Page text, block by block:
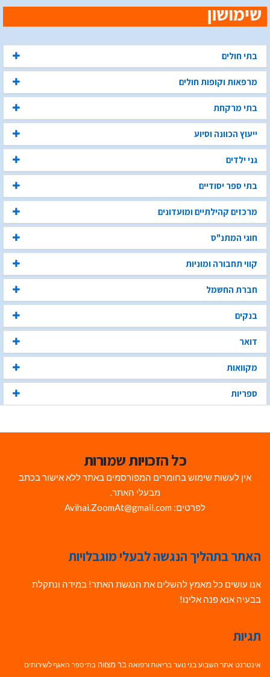
בתי חולים
מרפאות וקופות חולים
בתי מרקחת
ייעוץ הכוונה וסיוע
גני ילדים
בתי ספר יסודיים
מרכזים קהילתיים ומועדונים
חוגי המתנ"ס
קווי תחבורה ומוניות
חברת החשמל
בנקים
דואר
מקוואות
ספריות
כל הזכויות שמורות
אין לעשות שימוש בחומרים המפורסמים באתר ללא אישור בכתב
מבעלי האתר.
לפרטים: Avihai.ZoomAt@gmail.com
האתר בתהליך הנגשה לבעלי מוגבלויות
אנו עושים כל מאמץ להשלים את הנגשת האתר! במידה ונתקלת
בבעיה אנא פנה אלינו!
תגיות
אינטרנט אתר השבוע בני נוער בריאות ורפואה בר מצווה בתי ספר האגף לשירותים